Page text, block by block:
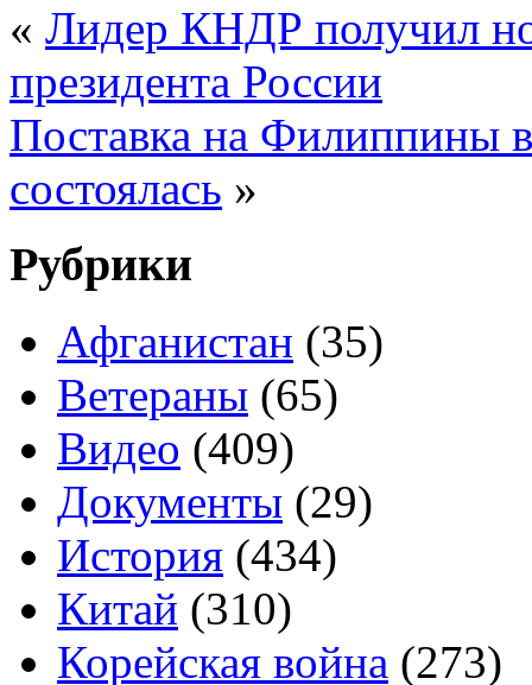
« Лидер КНДР получил
президента России
Поставка на Филиппины
состоялась »
Рубрики
Афганистан (35)
Ветераны (65)
Видео (409)
Документы (29)
История (434)
Китай (310)
Корейская война (273)